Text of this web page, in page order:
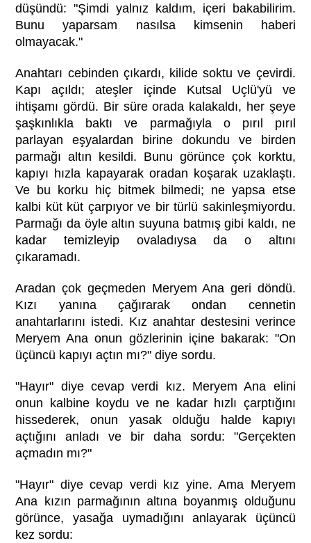
düşündü: "Şimdi yalnız kaldım, içeri bakabilirim.
Bunu yaparsam nasılsa kimsenin haberi
olmayacak."
Anahtarı cebinden çıkardı, kilide soktu ve çevirdi.
Kapı açıldı; ateşler içinde Kutsal Uçlü'yü ve
ihtişamı gördü. Bir süre orada kalakaldı, her şeye
şaşkınlıkla baktı ve parmağıyla o pırıl pırıl
parlayan eşyalardan birine dokundu ve birden
parmağı altın kesildi. Bunu görünce çok korktu,
kapıyı hızla kapayarak oradan koşarak uzaklaştı.
Ve bu korku hiç bitmek bilmedi; ne yapsa etse
kalbi küt küt çarpıyor ve bir türlü sakinleşmiyordu.
Parmağı da öyle altın suyuna batmış gibi kaldı, ne
kadar temizleyip ovaladıysa da o altını
çıkaramadı.
Aradan çok geçmeden Meryem Ana geri döndü.
Kızı yanına çağırarak ondan cennetin
anahtarlarını istedi. Kız anahtar destesini verince
Meryem Ana onun gözlerinin içine bakarak: "On
üçüncü kapıyı açtın mı?" diye sordu.
"Hayır" diye cevap verdi kız. Meryem Ana elini
onun kalbine koydu ve ne kadar hızlı çarptığını
hissederek, onun yasak olduğu halde kapıyı
açtığını anladı ve bir daha sordu: "Gerçekten
açmadın mı?"
"Hayır" diye cevap verdi kız yine. Ama Meryem
Ana kızın parmağının altına boyanmış olduğunu
görünce, yasağa uymadığını anlayarak üçüncü
kez sordu: